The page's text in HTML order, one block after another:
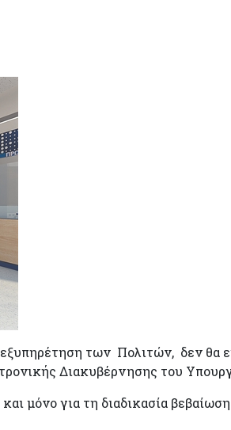
των Πολιτών, δεν θα
Διακυβέρνησης του
μόνο για τη διαδικασία